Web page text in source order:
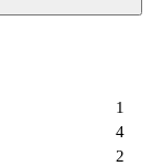
2
4
1